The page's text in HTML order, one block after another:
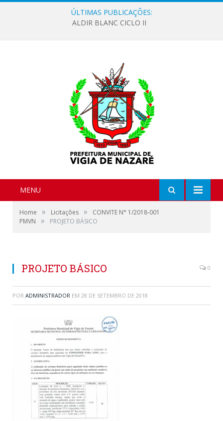
ÚLTIMAS PUBLICAÇÕES:
ALDIR BLANC CICLO II
MENU
Home » Licitações »
CONVITE N° 1/2018-001
PMVN
» PROJETO BÁSICO
PROJETO BÁSICO 0
POR ADMINISTRADOR EM 28 DE SETEMBRO DE 2018